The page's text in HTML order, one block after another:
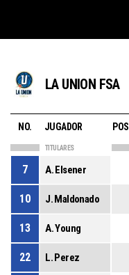
LA UNION FSA
NO. JUGADOR POS
TITULARES
7 A. Elsener
10 J. Maldonado
13 A. Young
22 L. Perez